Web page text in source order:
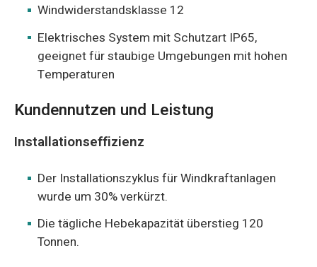
Windwiderstandsklasse 12
Elektrisches System mit Schutzart IP65,
geeignet für staubige Umgebungen mit hohen
Temperaturen
Kundennutzen und Leistung
Installationseffizienz
Der Installationszyklus für Windkraftanlagen
wurde um 30% verkürzt.
Die tägliche Hebekapazität überstieg 120
Tonnen.